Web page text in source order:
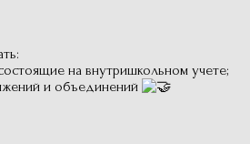
на внутришкольном учете;
и объединений